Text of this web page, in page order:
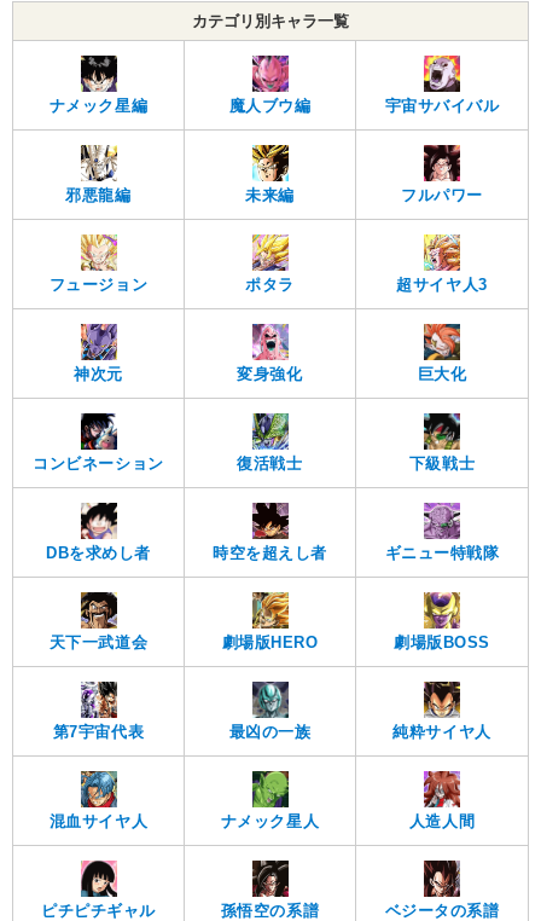
カテゴリ別キャラ一覧
ナメック星編 魔人ブウ編 宇宙サバイバル
邪悪龍編 未来編 フルパワー
フュージョン ポタラ 超サイヤ人3
神次元 変身強化 巨大化
コンビネーション 復活戦士 下級戦士
DBを求めし者 時空を超えし者 ギニュー特戦隊
天下一武道会 劇場版HERO 劇場版BOSS
第7宇宙代表 最凶の一族 純粋サイヤ人
混血サイヤ人 ナメック星人 人造人間
ピチピチギャル 孫悟空の系譜 ベジータの系譜